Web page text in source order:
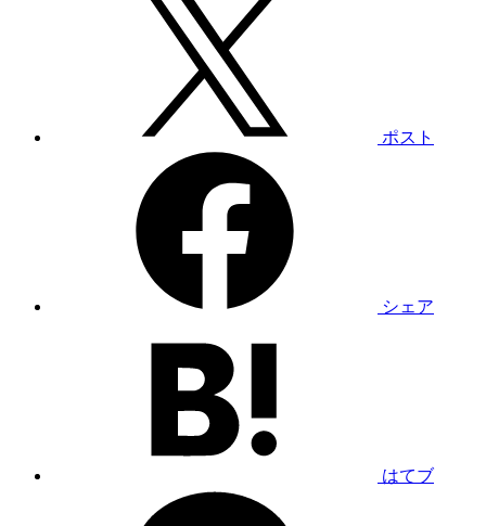
ポスト
シェア
はてブ